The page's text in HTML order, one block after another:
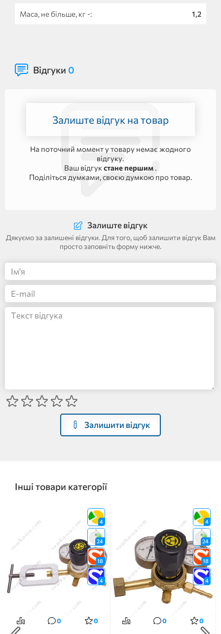
Маса, не більше, кг -: 1,2
Відгуки 0
Залиште відгук на товар
На поточний момент у товару немає жодного
відгуку.
Ваш відгук стане першим .
Поділіться думками, своєю думкою про товар.
Залиште відгук
Дякуємо за залишені відгуки. Для того, щоб залишити відгук Вам
просто заповніть форму нижче.
Залишити відгук
Інші товари категорії
4
24
18
4
0 0
4
24
18
4
0 0